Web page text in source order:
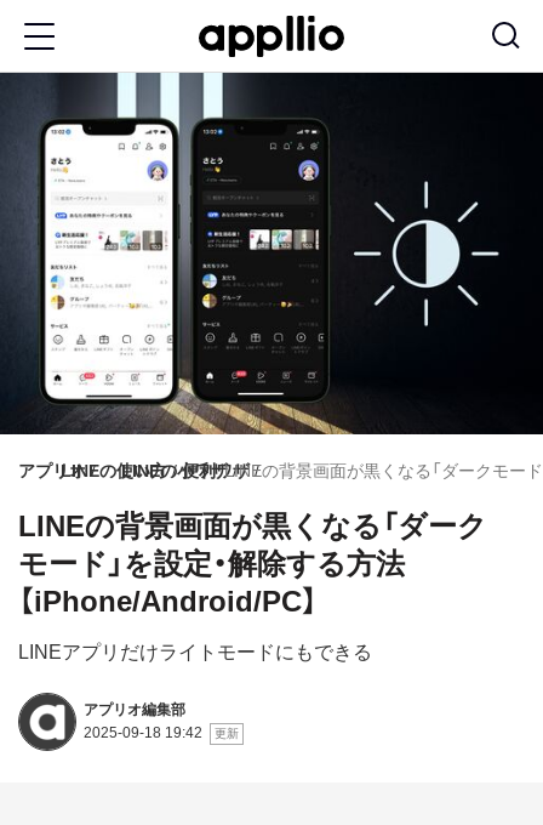
アプリオLINEの使い方LINEの小ワザ
便利ワザLINEの背景画面が黒くなる「ダークモー
LINEの背景画面が黒くなる「ダーク
モード」を設定・解除する方法
【iPhone/Android/PC】
LINEアプリだけライトモードにもできる
アプリオ編集部
2025-09-18 19:42